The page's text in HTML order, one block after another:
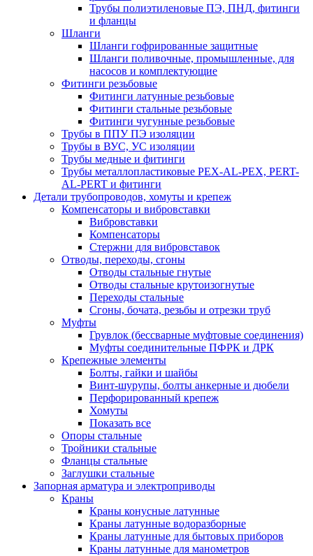
Трубы полиэтиленовые ПЭ, ПНД, фитинги
и фланцы
Шланги
Шланги гофрированные защитные
Шланги поливочные, промышленные, для
насосов и комплектующие
Фитинги резьбовые
Фитинги латунные резьбовые
Фитинги стальные резьбовые
Фитинги чугунные резьбовые
Трубы в ППУ ПЭ изоляции
Трубы в ВУС, УС изоляции
Трубы медные и фитинги
Трубы металлопластиковые PEX-AL-PEX, PERT-
AL-PERT и фитинги
Детали трубопроводов, хомуты и крепеж
Компенсаторы и вибровставки
Вибровставки
Компенсаторы
Стержни для вибровставок
Отводы, переходы, сгоны
Отводы стальные гнутые
Отводы стальные крутоизогнутые
Переходы стальные
Сгоны, бочата, резьбы и отрезки труб
Муфты
Грувлок (бессварные муфтовые соединения)
Муфты соединительные ПФРК и ДРК
Крепежные элементы
Болты, гайки и шайбы
Винт-шурупы, болты анкерные и дюбели
Перфорированный крепеж
Хомуты
Показать все
Опоры стальные
Тройники стальные
Фланцы стальные
Заглушки стальные
Запорная арматура и электроприводы
Краны
Краны конусные латунные
Краны латунные водоразборные
Краны латунные для бытовых приборов
Краны латунные для манометров